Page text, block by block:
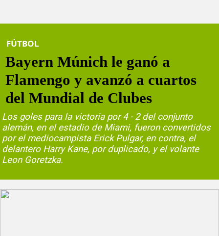
FÚTBOL
Bayern Múnich le ganó a
Flamengo y avanzó a cuartos
del Mundial de Clubes
Los goles para la victoria por 4 - 2 del conjunto
alemán, en el estadio de Miami, fueron convertidos
por el mediocampista Erick Pulgar, en contra, el
delantero Harry Kane, por duplicado, y el volante
Leon Goretzka.